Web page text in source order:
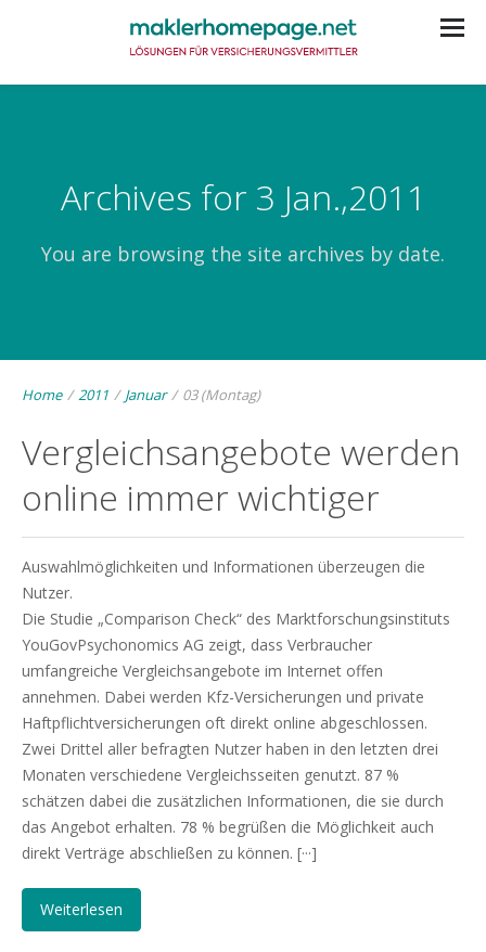
Archives for 3 Jan.,2011
You are browsing the site archives by date.
Home /2011 / Januar / 03 (Montag)
Vergleichsangebote werden
online immer wichtiger
Auswahlmöglichkeiten und Informationen überzeugen die
Nutzer.
Die Studie „Comparison Check“ des Marktforschungsinstituts
YouGovPsychonomics AG zeigt, dass Verbraucher
umfangreiche Vergleichsangebote im Internet offen
annehmen. Dabei werden Kfz-Versicherungen und private
Haftpflichtversicherungen oft direkt online abgeschlossen.
Zwei Drittel aller befragten Nutzer haben in den letzten drei
Monaten verschiedene Vergleichsseiten genutzt. 87 %
schätzen dabei die zusätzlichen Informationen, die sie durch
das Angebot erhalten. 78 % begrüßen die Möglichkeit auch
direkt Verträge abschließen zu können. [···]
Weiterlesen